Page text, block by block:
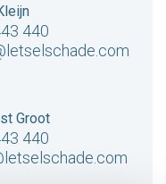
440
Groot
440